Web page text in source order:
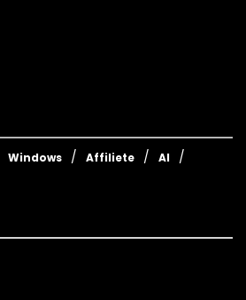
Windows Affiliete
AI